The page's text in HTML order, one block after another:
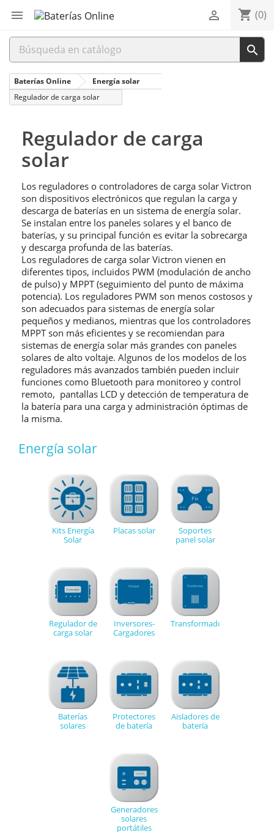
 shopping_cart (0)


Baterías Online
Energía solar
Regulador de carga solar
Regulador de carga
solar
Los reguladores o controladores de carga solar Victron
son dispositivos electrónicos que regulan la carga y
descarga de baterías en un sistema de energía solar.
Se instalan entre los paneles solares y el banco de
baterías, y su principal función es evitar la sobrecarga
y descarga profunda de las baterías.
Los reguladores de carga solar Victron vienen en
diferentes tipos, incluidos PWM (modulación de ancho
de pulso) y MPPT (seguimiento del punto de máxima
potencia). Los reguladores PWM son menos costosos y
son adecuados para sistemas de energía solar
pequeños y medianos, mientras que los controladores
MPPT son más eficientes y se recomiendan para
sistemas de energía solar más grandes con paneles
solares de alto voltaje. Algunos de los modelos de los
reguladores más avanzados también pueden incluir
funciones como Bluetooth para monitoreo y control
remoto, pantallas LCD y detección de temperatura de
la batería para una carga y administración óptimas de
la misma.
Energía solar
Kits Energía
Solar
Placas solar
Soportes
panel solar
Regulador de
carga solar
Inversores-
Cargadores
Transformadores
Baterías
solares
Protectores
de batería
Aisladores de
batería
Generadores
solares
portátiles